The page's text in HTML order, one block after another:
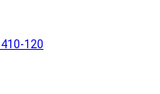
120